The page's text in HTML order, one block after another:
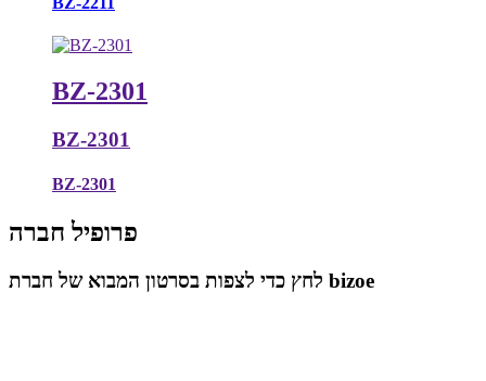
BZ-2301
BZ-2301
BZ-2301
פרופיל חברה
לחץ כדי לצפות בסרטון המבוא של חברת bizoe